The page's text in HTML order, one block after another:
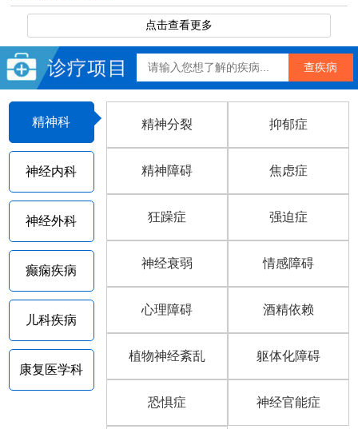
点击查看更多
精神科
神经内科
神经外科
癫痫疾病
儿科疾病
康复医学科
精神分裂 抑郁症
精神障碍 焦虑症
狂躁症 强迫症
神经衰弱 情感障碍
心理障碍 酒精依赖
植物神经紊乱 躯体化障碍
恐惧症 神经官能症